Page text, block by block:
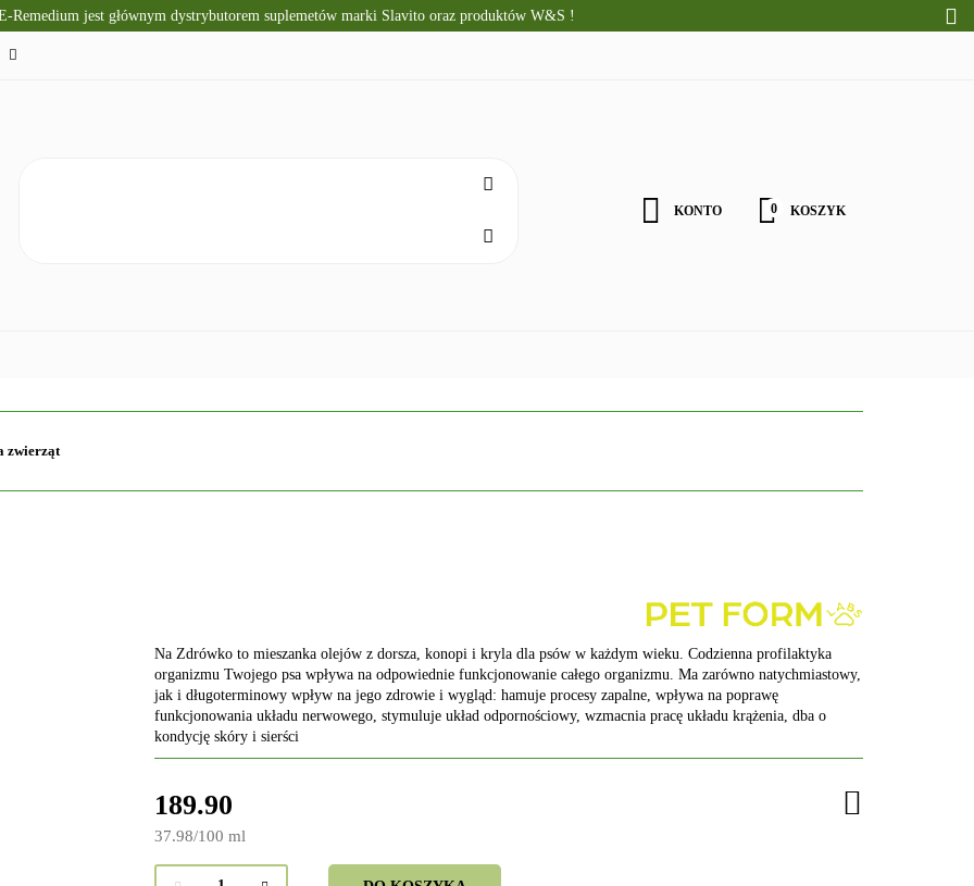
Remedium jest głównym dystrybutorem suplemetów marki Slavito oraz produktów W&S !
KONTO 0 KOSZYK
SUPLEMENTY DIETY KRÓTKI TERMIN WAŻNOŚCI
zwierząt
Na Zdrówko to mieszanka olejów z dorsza, konopi i kryla dla psów w każdym wieku. Codzienna profilaktyka
organizmu Twojego psa wpływa na odpowiednie funkcjonowanie całego organizmu. Ma zarówno natychmiastowy,
jak i długoterminowy wpływ na jego zdrowie i wygląd: hamuje procesy zapalne, wpływa na poprawę
funkcjonowania układu nerwowego, stymuluje układ odpornościowy, wzmacnia pracę układu krążenia, dba o
kondycję skóry i sierści
189.90
37.98/100 ml